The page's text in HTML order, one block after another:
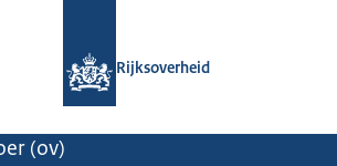
Rijksoverheid
(ov)